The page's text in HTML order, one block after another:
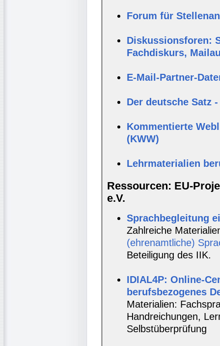
Forum für
Diskussionsforen:
Fachdiskurs,
E-Mail-Partner-
Der deutsche Satz
Kommentierte
(KWW)
Lehrmaterialien
Ressourcen: EU-
e.V.
Sprachbegleitung
Zahlreiche
(ehrenamtliche)
Beteiligung des IIK.
IDIAL4P: Online-
berufsbezogenes
Materialien:
Handreichungen,
Selbstüberprüfung